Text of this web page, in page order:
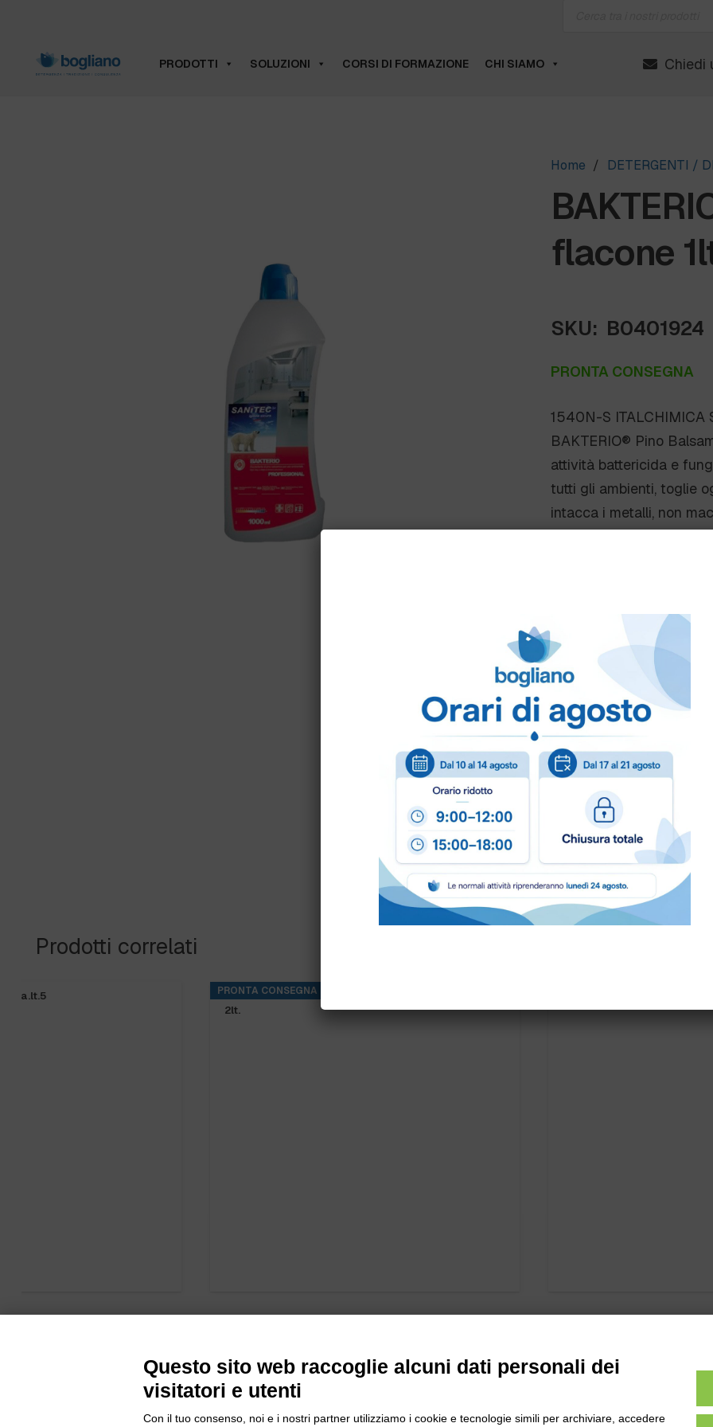
PRODOTTI SOLUZIONI CORSI DI FORMAZIONE CHI SIAMO Chiedi
Home / DETERGENTI /
flacone
SKU: B0401924
PRONTA CONSEGNA
1540N-S ITALCHIMICA
BAKTERIO® Pino
attività battericida e
tutti gli ambienti, toglie
intacca i metalli, non
Come ordinare?
Puoi ordinare chiamando al
info@bogliano.it
Per ogni informazione
Prodotti correlati
PRONTA CONSEGNA
KITCHENPRO DES SPECIAL PMC CAM ECOLAB flacone
Questo sito web raccoglie alcuni dati personali dei
visitatori e utenti
Con il tuo consenso, noi e i nostri partner utilizziamo i cookie e tecnologie simili per archiviare, accedere